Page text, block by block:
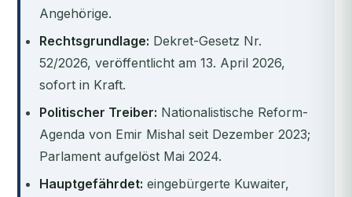
Angehörige.
Rechtsgrundlage: Dekret-Gesetz Nr.
52/2026, veröffentlicht am 13. April 2026,
sofort in Kraft.
Politischer Treiber: Nationalistische Reform-
Agenda von Emir Mishal seit Dezember 2023;
Parlament aufgelöst Mai 2024.
Hauptgefährdet: eingebürgerte Kuwaiter,